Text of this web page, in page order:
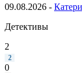
09.08.2026 -
Детективы
2
2
0